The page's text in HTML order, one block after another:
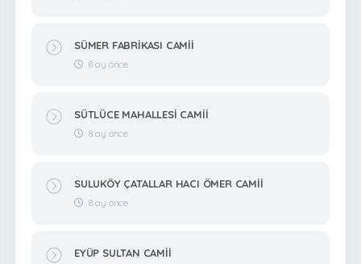
SÜMER FABRİKASI CAMİİ
8 ay önce
SÜTLÜCE MAHALLESİ CAMİİ
8 ay önce
SULUKÖY ÇATALLAR HACI ÖMER CAMİİ
8 ay önce
EYÜP SULTAN CAMİİ